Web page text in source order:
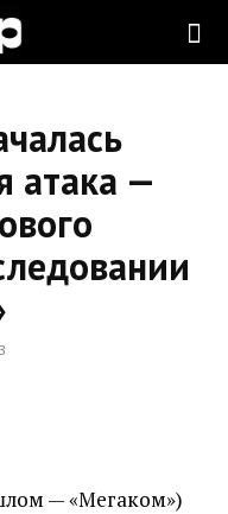
атака —
— «Мегаком»)